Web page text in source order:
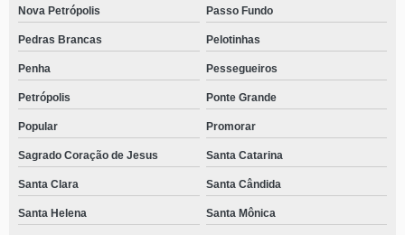
Nova Petrópolis Passo Fundo
Pedras Brancas Pelotinhas
Penha Pessegueiros
Petrópolis Ponte Grande
Popular Promorar
Sagrado Coração de Jesus Santa Catarina
Santa Clara Santa Cândida
Santa Helena Santa Mônica